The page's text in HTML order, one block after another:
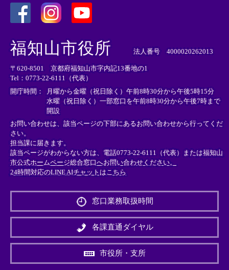
外
部
リ
ン
ク
＞
外
リ
ン
ク
＞
外
部
ン
ク
＞
福知山市役所 法人番号 4000020262013
〒620-8501 京都府福知山市字内記13番地の1
Tel：0773-22-6111（代表）
開庁時間： 月曜から金曜（祝日除く）午前8時30分から午後5時15分
水曜（祝日除く）一部窓口を午前8時30分から午後7時まで
開設
お問い合わせは、該当ページの下部にあるお問い合わせから行ってくだ
さい。
担当課に届きます。
該当ページがわからない方は、電話0773-22-6111（代表）または福知山
市公式ホームページ総合窓口へお問い合わせください。
24時間対応のLINE AIチャットはこちら
外
リ
ン
＞
窓口業務取扱時間
各課直通ダイヤル
市役所・支所